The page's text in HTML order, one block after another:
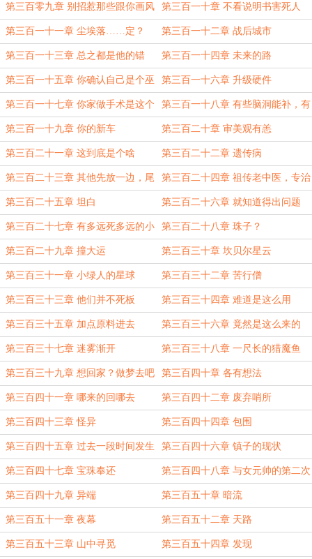
第三百零九章 别招惹那些跟你画风
不一样的家伙
第三百一十章 不看说明书害死人
第三百一十一章 尘埃落……定？ 第三百一十二章 战后城市
第三百一十三章 总之都是他的错 第三百一十四章 未来的路
第三百一十五章 你确认自己是个巫
师？
第三百一十六章 升级硬件
第三百一十七章 你家做手术是这个
动静？
第三百一十八章 有些脑洞能补，有
些脑洞没治
第三百一十九章 你的新车 第三百二十章 审美观有恙
第三百二十一章 这到底是个啥 第三百二十二章 遗传病
第三百二十三章 其他先放一边，尾
巴最重要
第三百二十四章 祖传老中医，专治
狗掉毛
第三百二十五章 坦白 第三百二十六章 就知道得出问题
第三百二十七章 有多远死多远的小
绿人们
第三百二十八章 珠子？
第三百二十九章 撞大运 第三百三十章 坎贝尔星云
第三百三十一章 小绿人的星球 第三百三十二章 苦行僧
第三百三十三章 他们并不死板 第三百三十四章 难道是这么用
的……
第三百三十五章 加点原料进去 第三百三十六章 竟然是这么来的
第三百三十七章 迷雾渐开 第三百三十八章 一尺长的猎魔鱼
第三百三十九章 想回家？做梦去吧 第三百四十章 各有想法
第三百四十一章 哪来的回哪去 第三百四十二章 废弃哨所
第三百四十三章 怪异 第三百四十四章 包围
第三百四十五章 过去一段时间发生
的事
第三百四十六章 镇子的现状
第三百四十七章 宝珠奉还 第三百四十八章 与女元帅的第二次
会面
第三百四十九章 异端 第三百五十章 暗流
第三百五十一章 夜幕 第三百五十二章 天路
第三百五十三章 山中寻觅 第三百五十四章 发现